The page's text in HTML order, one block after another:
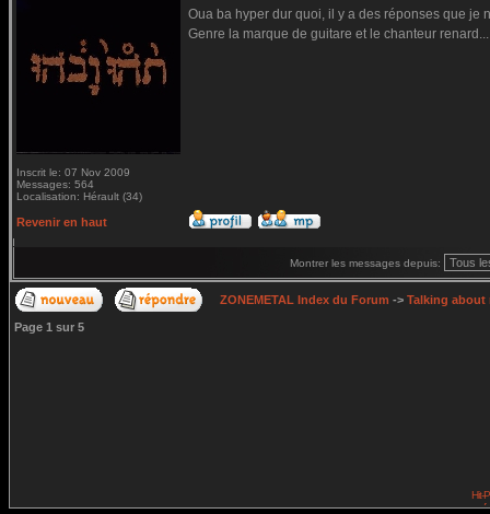
Inscrit le: 07 Nov 2009
Messages: 564
Localisation: Hérault (34)
Oua ba hyper dur quoi, il y a des réponses que je
Genre la marque de guitare et le chanteur renard...
Revenir en haut
Montrer les messages depuis:
ZONEMETAL Index du Forum -> Talking about
Page 1 sur 5